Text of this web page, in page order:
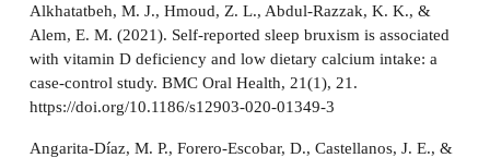
Alkhatatbeh, M. J., Hmoud, Z. L., Abdul-Razzak, K. K., &
Alem, E. M. (2021). Self-reported sleep bruxism is associated
with vitamin D deficiency and low dietary calcium intake: a
case-control study. BMC Oral Health, 21(1), 21.
https://doi.org/10.1186/s12903-020-01349-3
Angarita-Díaz, M. P., Forero-Escobar, D., Castellanos, J. E., &